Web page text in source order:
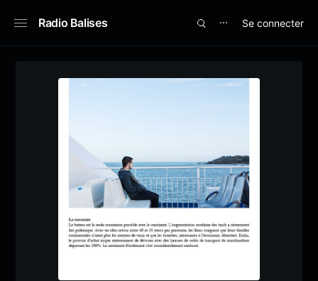
Radio Balises ⋯ Se connecter